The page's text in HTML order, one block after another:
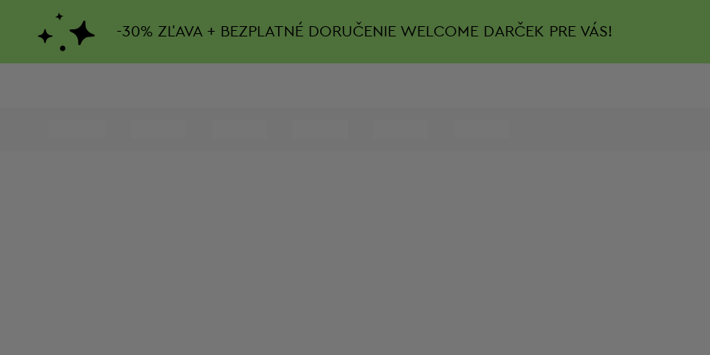
-30% ZĽAVA + BEZPLATNÉ DORUČENIE WELCOME DARČEK PRE VÁS!